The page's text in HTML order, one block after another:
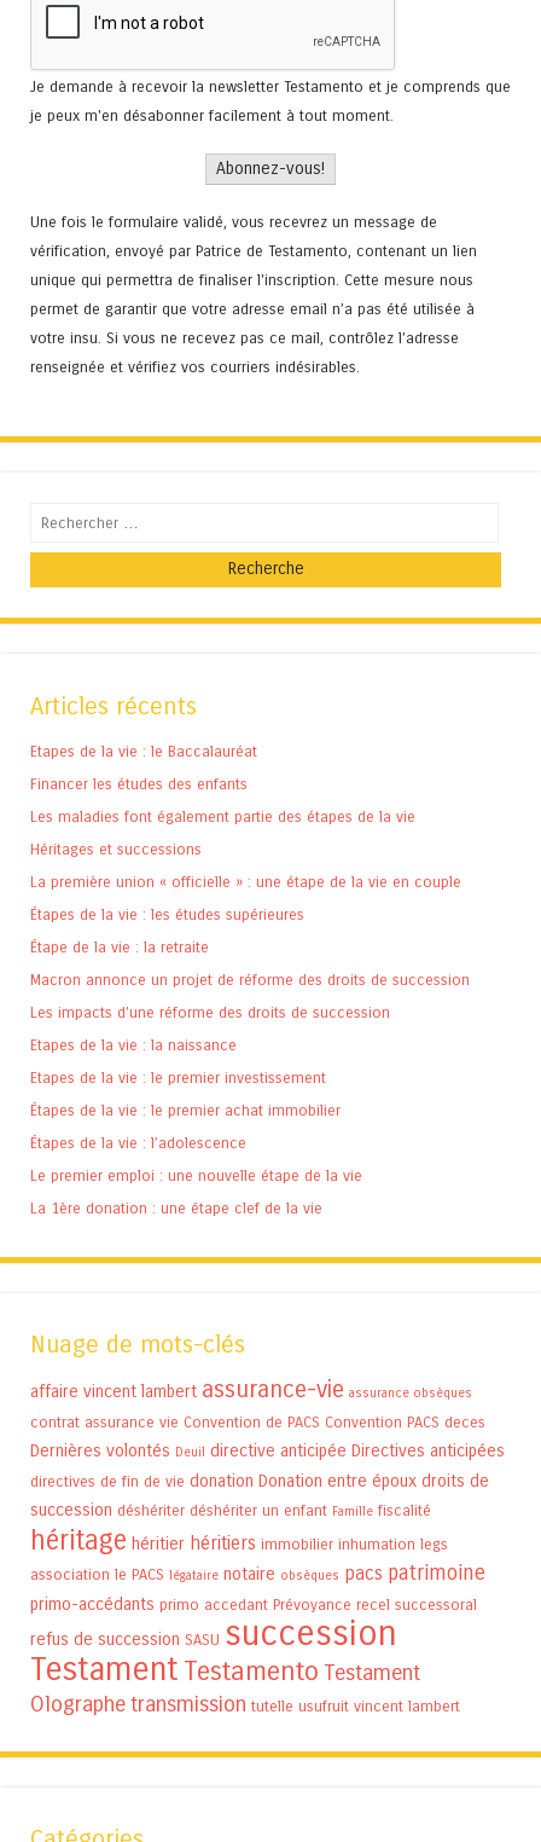
Je demande à recevoir la newsletter Testamento et je comprends que
je peux m'en désabonner facilement à tout moment.
Une fois le formulaire validé, vous recevrez un message de
vérification, envoyé par Patrice de Testamento, contenant un lien
unique qui permettra de finaliser l'inscription. Cette mesure nous
permet de garantir que votre adresse email n’a pas été utilisée à
votre insu. Si vous ne recevez pas ce mail, contrôlez l’adresse
renseignée et vérifiez vos courriers indésirables.
Recherche
Articles récents
Etapes de la vie : le Baccalauréat
Financer les études des enfants
Les maladies font également partie des étapes de la vie
Héritages et successions
La première union « officielle » : une étape de la vie en couple
Étapes de la vie : les études supérieures
Étape de la vie : la retraite
Macron annonce un projet de réforme des droits de succession
Les impacts d’une réforme des droits de succession
Etapes de la vie : la naissance
Etapes de la vie : le premier investissement
Étapes de la vie : le premier achat immobilier
Étapes de la vie : l’adolescence
Le premier emploi : une nouvelle étape de la vie
La 1ère donation : une étape clef de la vie
Nuage de mots-clés
affaire vincent lambert assurance-vie assurance obsèques
contrat assurance vie Convention de PACS Convention PACS deces
Dernières volontés Deuil directive anticipée Directives anticipées
directives de fin de vie donation Donation entre époux droits de
succession déshériter déshériter un enfant Famille fiscalité
héritage héritier héritiers immobilier inhumation legs
association le PACS légataire notaire obsèques pacs patrimoine
primo-accédants primo accedant Prévoyance recel successoral
refus de succession SASU succession
Testament Testamento Testament
Olographetransmission tutelle usufruit vincent lambert